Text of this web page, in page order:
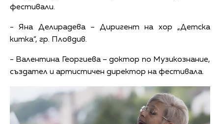
фестивали.
- Яна Делирадева – Диригент на хор „Детска
китка“, гр. Пловдив.
- Валентина Георгиева – доктор по Музикознание,
създател и артистичен директор на фестивала.